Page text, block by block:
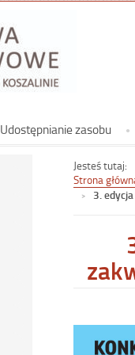
Udostępnianie zasobu
Jesteś tutaj:
Strona
3.